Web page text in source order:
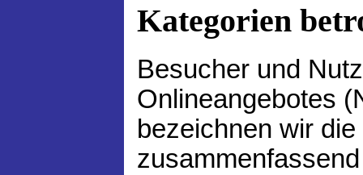
Kategorien
Besucher und
Onlineangebotes
bezeichnen wir